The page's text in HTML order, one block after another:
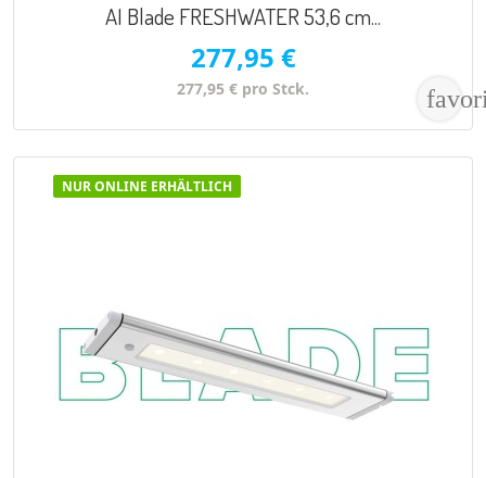
AI Blade FRESHWATER 53,6 cm...
277,95 €
277,95 € pro Stck.
NUR ONLINE ERHÄLTLICH